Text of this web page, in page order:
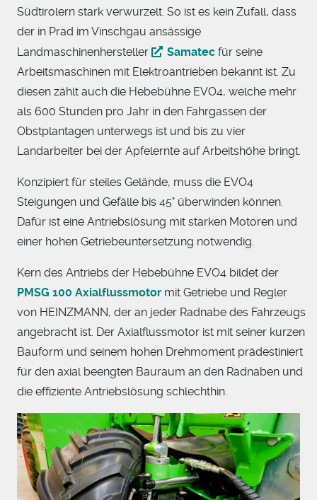
Südtirolern stark verwurzelt. So ist es kein Zufall, dass
der in Prad im Vinschgau ansässige
Landmaschinenhersteller
Samatec für seine
Arbeitsmaschinen mit Elektroantrieben bekannt ist. Zu
diesen zählt auch die Hebebühne EVO4, welche mehr
als 600 Stunden pro Jahr in den Fahrgassen der
Obstplantagen unterwegs ist und bis zu vier
Landarbeiter bei der Apfelernte auf Arbeitshöhe bringt.
Konzipiert für steiles Gelände, muss die EVO4
Steigungen und Gefälle bis 45° überwinden können.
Dafür ist eine Antriebslösung mit starken Motoren und
einer hohen Getriebeuntersetzung notwendig.
Kern des Antriebs der Hebebühne EVO4 bildet der
PMSG 100 Axialflussmotor mit Getriebe und Regler
von HEINZMANN, der an jeder Radnabe des Fahrzeugs
angebracht ist. Der Axialflussmotor ist mit seiner kurzen
Bauform und seinem hohen Drehmoment prädestiniert
für den axial beengten Bauraum an den Radnaben und
die effiziente Antriebslösung schlechthin.